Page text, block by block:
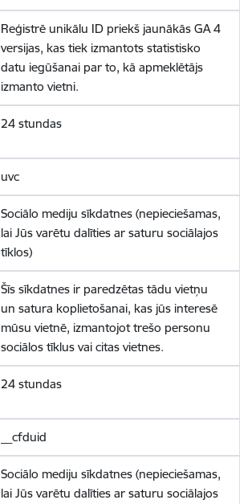
Reģistrē unikālu ID priekš jaunākās GA 4
versijas, kas tiek izmantots statistisko
datu iegūšanai par to, kā apmeklētājs
izmanto vietni.
24 stundas
uvc
Sociālo mediju sīkdatnes (nepieciešamas,
lai Jūs varētu dalīties ar saturu sociālajos
tīklos)
Šīs sīkdatnes ir paredzētas tādu vietņu
un satura koplietošanai, kas jūs interesē
mūsu vietnē, izmantojot trešo personu
sociālos tīklus vai citas vietnes.
24 stundas
__cfduid
Sociālo mediju sīkdatnes (nepieciešamas,
lai Jūs varētu dalīties ar saturu sociālajos